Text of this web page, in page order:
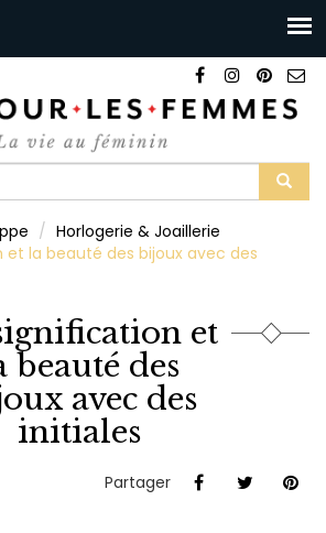
Horlogerie & Joaillerie
et la beauté des bijoux avec des
et
beauté des
avec des
initiales
Partager